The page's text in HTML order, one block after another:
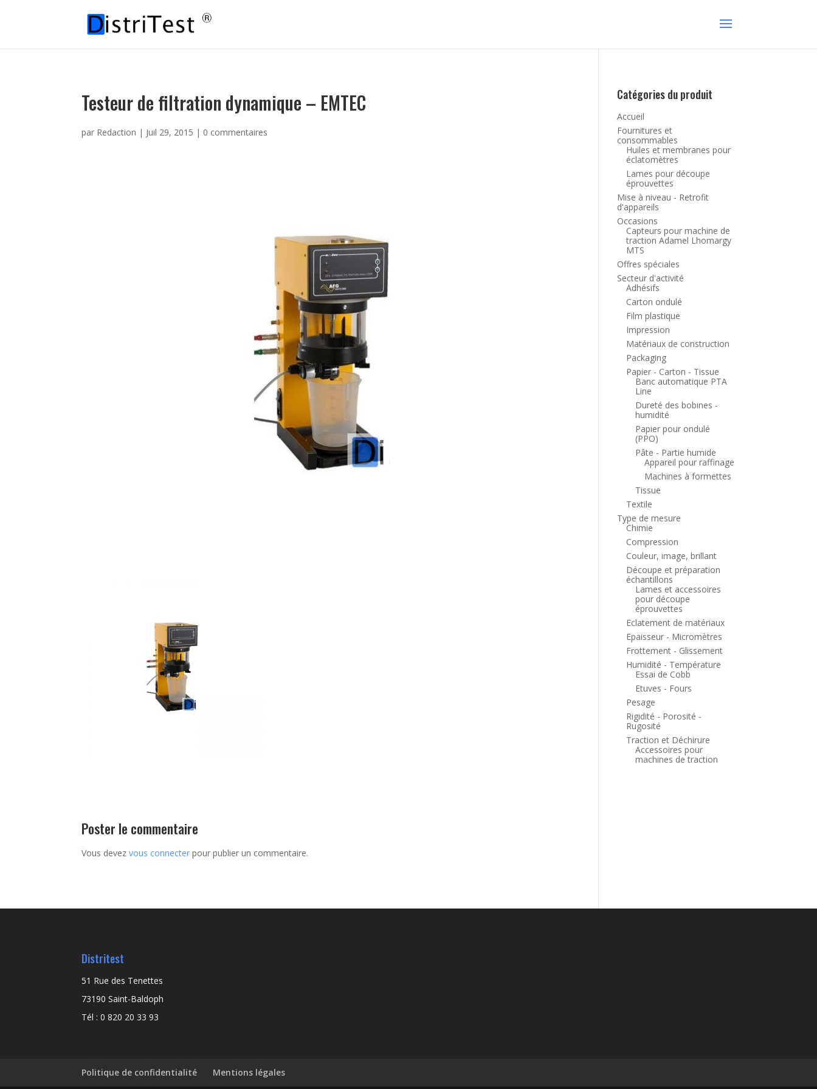
Testeur de filtration dynamique – EMTEC
par Redaction | Juil 29, 2015 | 0 commentaires
Poster le commentaire
Vous devezvous connecter pour publier un commentaire.
Catégories du produit
Accueil
Fournitures et
consommables
Huiles et membranes pour
éclatomètres
Lames pour découpe
éprouvettes
Mise à niveau - Retrofit
d'appareils
Occasions
Capteurs pour machine de
traction Adamel Lhomargy
MTS
Offres spéciales
Secteur d'activité
Adhésifs
Carton ondulé
Film plastique
Impression
Matériaux de construction
Packaging
Papier - Carton - Tissue
Banc automatique PTA
Line
Dureté des bobines -
humidité
Papier pour ondulé
(PPO)
Pâte - Partie humide
Appareil pour raffinage
Machines à formettes
Tissue
Textile
Type de mesure
Chimie
Compression
Couleur, image, brillant
Découpe et préparation
échantillons
Lames et accessoires
pour découpe
éprouvettes
Eclatement de matériaux
Epaisseur - Micromètres
Frottement - Glissement
Humidité - Température
Essai de Cobb
Etuves - Fours
Pesage
Rigidité - Porosité -
Rugosité
Traction et Déchirure
Accessoires pour
machines de traction
Distritest
51 Rue des Tenettes
73190 Saint-Baldoph
Tél : 0 820 20 33 93
Politique de confidentialité Mentions légales